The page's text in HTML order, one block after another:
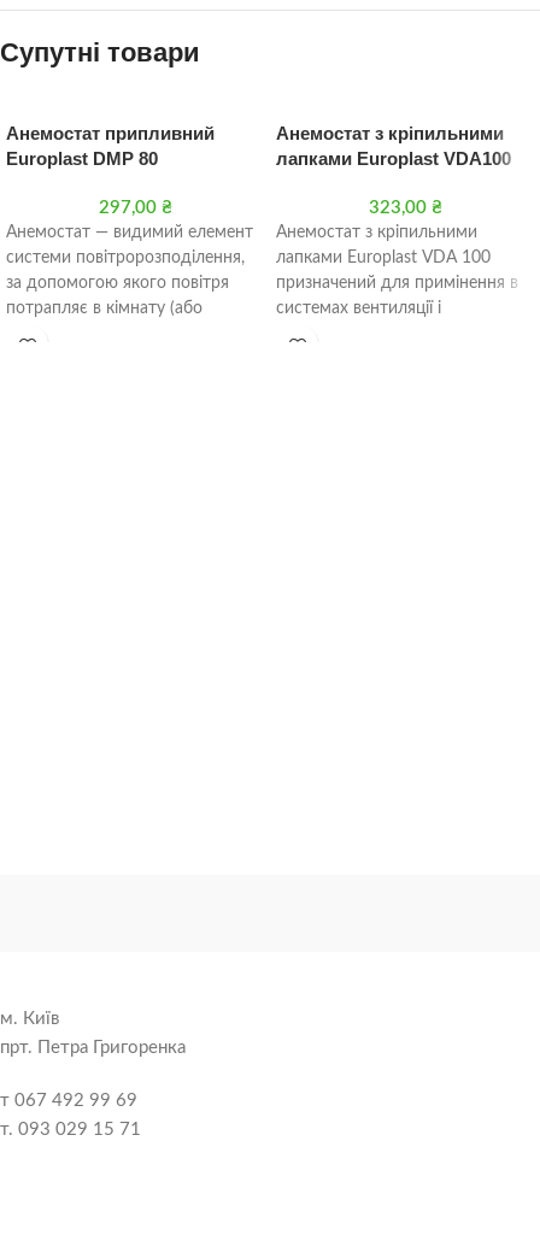
Супутні товари
Анемостат припливний
Europlast DMP 80
297,00 ₴
Анемостат — видимий елемент
системи повітророзподілення,
за допомогою якого повітря
потрапляє в кімнату (або
Анемостат з кріпильними
лапками Europlast VDA100
323,00 ₴
Анемостат з кріпильними
лапками Europlast VDA 100
призначений для примінення в
системах вентиляції і
м. Київ
прт. Петра Григоренка
т 067 492 99 69
т. 093 029 15 71